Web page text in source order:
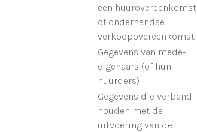
een huurovereenkomst
of onderhandse
verkoopovereenkomst
Gegevens van mede-
eigenaars (of hun
huurders)
Gegevens die verband
houden met de
uitvoering van de